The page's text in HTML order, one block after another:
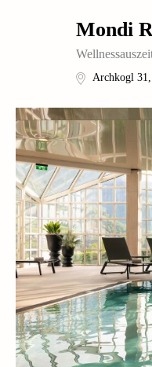
Mondi
Archkogl 31,